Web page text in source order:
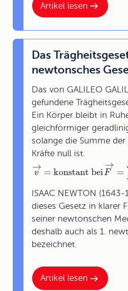
Artikel lesen
Artikel lesen
Das
newtonsches
Das von GALILEO
gefundene
Ein Körper bleibt in
gleichförmiger
solange die Summe
Kräfte null ist.
v
→ = konstant beiF
→
=
ISAAC NEWTON
dieses Gesetz in klarer
seiner newtonschen
deshalb auch als 1.
bezeichnet.